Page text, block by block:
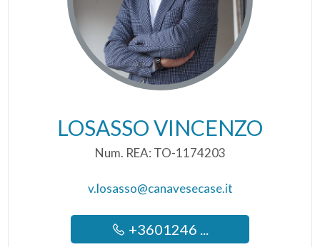
LOSASSO VINCENZO
Num. REA: TO-1174203
v.losasso@canavesecase.it
+3601246 ...